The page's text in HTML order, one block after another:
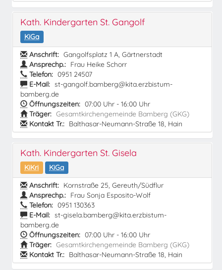
Kath. Kindergarten St. Gangolf
KiGa
Anschrift: Gangolfsplatz 1 A, Gärtnerstadt
Ansprechp.: Frau Heike Schorr
Telefon: 0951 24507
E-Mail: st-gangolf.bamberg@kita.erzbistum-
bamberg.de
Öffnungszeiten: 07:00 Uhr - 16:00 Uhr
Träger: Gesamtkirchengemeinde Bamberg (GKG)
Kontakt Tr.: Balthasar-Neumann-Straße 18, Hain
Kath. Kindergarten St. Gisela
KiKri
KiGa
Anschrift: Kornstraße 25, Gereuth/Südflur
Ansprechp.: Frau Sonja Esposito-Wolf
Telefon: 0951 130363
E-Mail: st-gisela.bamberg@kita.erzbistum-
bamberg.de
Öffnungszeiten: 07:00 Uhr - 16:00 Uhr
Träger: Gesamtkirchengemeinde Bamberg (GKG)
Kontakt Tr.: Balthasar-Neumann-Straße 18, Hain